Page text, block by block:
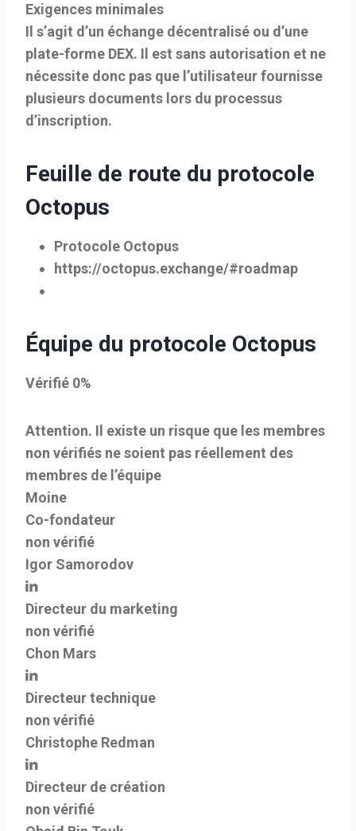
Exigences minimales
Il s’agit d’un échange décentralisé ou d’une
plate-forme DEX. Il est sans autorisation et ne
nécessite donc pas que l’utilisateur fournisse
plusieurs documents lors du processus
d’inscription.
Feuille de route du protocole
Octopus
Protocole Octopus
https://octopus.exchange/#roadmap
Équipe du protocole Octopus
Vérifié 0%
Attention. Il existe un risque que les membres
non vérifiés ne soient pas réellement des
membres de l’équipe
Moine
Co-fondateur
non vérifié
Igor Samorodov
Directeur du marketing
non vérifié
Chon Mars
Directeur technique
non vérifié
Christophe Redman
Directeur de création
non vérifié